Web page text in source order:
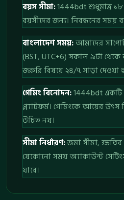
বয়স সীমা:1444bdt শুধুমাত্র
বয়সীদের জন্য। নিবন্ধনের সময়
বাংলাদেশ সময়:আমাদের
(BST, UTC+6) সকাল ৯টা থেকে
জরুরি বিষয়ে ২৪/৭ সাড়া দেওয়া
গেমিং বিনোদন:1444bdt
প্ল্যাটফর্ম। গেমিংকে আয়ের উৎস
উচিত নয়।
সীমা নির্ধারণ:জমা সীমা,
যেকোনো সময় অ্যাকাউন্ট
যাবে।